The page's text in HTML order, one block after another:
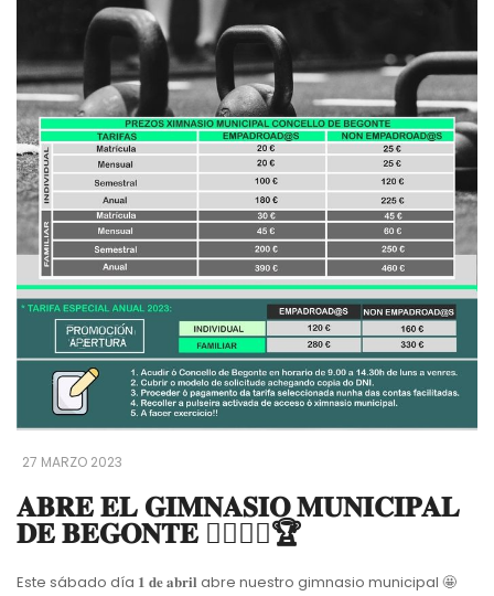
27 MARZO 2023
𝐀𝐁𝐑𝐄 𝐄𝐋 𝐆𝐈𝐌𝐍𝐀𝐒𝐈𝐎 𝐌𝐔𝐍𝐈𝐂𝐈𝐏𝐀𝐋
𝐃𝐄 𝐁𝐄𝐆𝐎𝐍𝐓𝐄 🤸‍♀️🏋️‍♀️🏆
Este sábado día 𝟏 𝐝𝐞 𝐚𝐛𝐫𝐢𝐥 abre nuestro gimnasio municipal 🤩